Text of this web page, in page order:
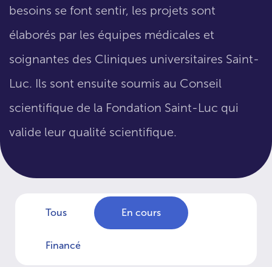
besoins se font sentir, les projets sont
élaborés par les équipes médicales et
soignantes des Cliniques universitaires Saint-
Luc. Ils sont ensuite soumis au Conseil
scientifique de la Fondation Saint-Luc qui
valide leur qualité scientifique.
Tous En cours
Financé